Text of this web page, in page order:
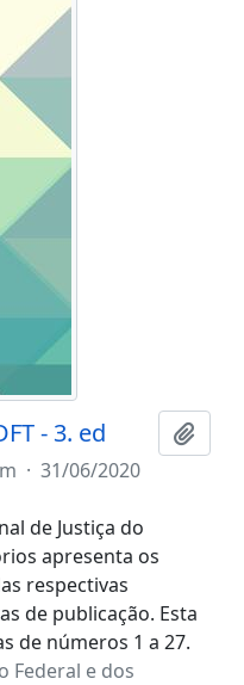
- 3. ed
· 31/06/2020
de Justiça do
apresenta os
respectivas
de publicação. Esta
de números 1 a 27.
Federal e dos